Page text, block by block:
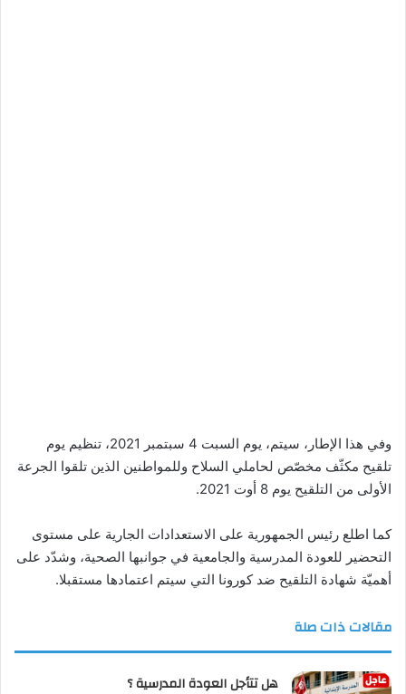
وفي هذا الإطار، سيتم، يوم السبت 4 سبتمبر 2021، تنظيم يوم
تلقيح مكثّف مخصّص لحاملي السلاح وللمواطنين الذين تلقوا الجرعة
الأولى من التلقيح يوم 8 أوت 2021.
كما اطلع رئيس الجمهورية على الاستعدادات الجارية على مستوى
التحضير للعودة المدرسية والجامعية في جوانبها الصحية، وشدّد على
أهميّة شهادة التلقيح ضد كورونا التي سيتم اعتمادها مستقبلا.
مقالات ذات صلة
هل تتأجل العودة المدرسية ؟